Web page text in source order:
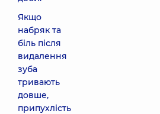
Якщо
набряк та
біль після
видалення
зуба
тривають
довше,
припухлість